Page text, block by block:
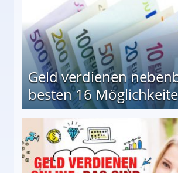
Geld verdienen
besten 16